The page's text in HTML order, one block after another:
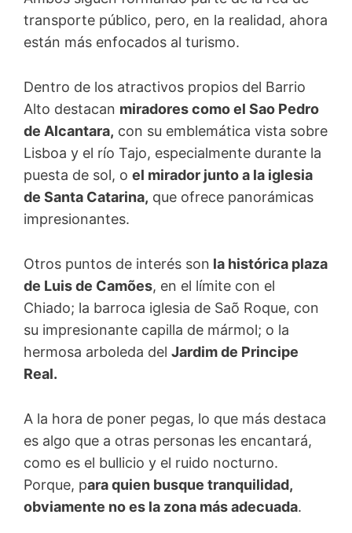
transporte público, pero, en la realidad, ahora
están más enfocados al turismo.
Dentro de los atractivos propios del Barrio
Alto destacan miradores como el Sao Pedro
de Alcantara, con su emblemática vista sobre
Lisboa y el río Tajo, especialmente durante la
puesta de sol, o el mirador junto a la iglesia
de Santa Catarina, que ofrece panorámicas
impresionantes.
Otros puntos de interés son la histórica plaza
de Luis de Camões, en el límite con el
Chiado; la barroca iglesia de Saõ Roque, con
su impresionante capilla de mármol; o la
hermosa arboleda del Jardim de Principe
Real.
A la hora de poner pegas, lo que más destaca
es algo que a otras personas les encantará,
como es el bullicio y el ruido nocturno.
Porque, para quien busque tranquilidad,
obviamente no es la zona más adecuada.